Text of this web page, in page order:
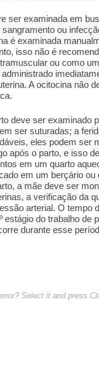
ser examinada em
ou
é examinada
isso não é
ou como
A ocitocina não
deve ser examinado
ser suturadas; a
eles podem ser
após o parto, e isso
em um quarto
em um berçário
a mãe deve ser
a verificação da
arterial. O tempo
estágio do trabalho
durante esse
Select it and press